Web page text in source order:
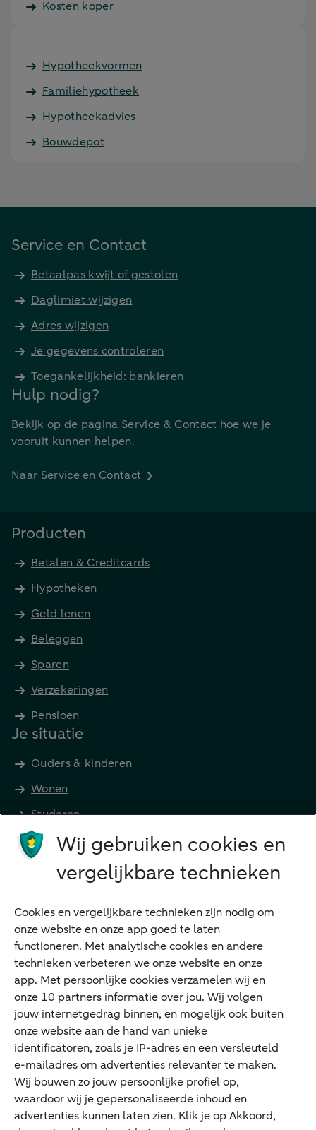
Kosten koper
Hypotheekvormen
Familiehypotheek
Hypotheekadvies
Bouwdepot
Service en Contact
Betaalpas kwijt of gestolen
Daglimiet wijzigen
Adres wijzigen
Je gegevens controleren
Toegankelijkheid: bankieren
Hulp nodig?
Bekijk op de pagina Service & Contact hoe we je
vooruit kunnen helpen.
Naar Service en Contact
Producten
Betalen & Creditcards
Hypotheken
Geld lenen
Beleggen
Sparen
Verzekeringen
Pensioen
Je situatie
Ouders & kinderen
Wonen
Studeren
Preferred Banking
Digitale diensten
Internet Bankieren
ABN AMRO app
Tikkie
Apple Pay
Google Pay
Veilig bankieren
Meest gezocht
Hypotheek berekenen
Wij gebruiken cookies en
vergelijkbare technieken
Cookies en vergelijkbare technieken zijn nodig om
onze website en onze app goed te laten
functioneren. Met analytische cookies en andere
technieken verbeteren we onze website en onze
app. Met persoonlijke cookies verzamelen wij en
onze 10 partners informatie over jou. Wij volgen
jouw internetgedrag binnen, en mogelijk ook buiten
onze website aan de hand van unieke
identificatoren, zoals je IP-adres en een versleuteld
e-mailadres om advertenties relevanter te maken.
Wij bouwen zo jouw persoonlijke profiel op,
waardoor wij je gepersonaliseerde inhoud en
advertenties kunnen laten zien. Klik je op Akkoord,